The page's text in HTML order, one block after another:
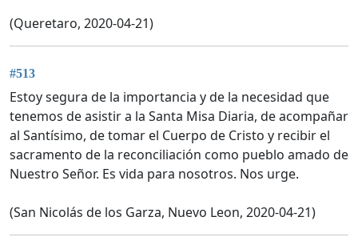
(Queretaro, 2020-04-21)
#513
Estoy segura de la importancia y de la necesidad que
tenemos de asistir a la Santa Misa Diaria, de acompañar
al Santísimo, de tomar el Cuerpo de Cristo y recibir el
sacramento de la reconciliación como pueblo amado de
Nuestro Señor. Es vida para nosotros. Nos urge.
(San Nicolás de los Garza, Nuevo Leon, 2020-04-21)